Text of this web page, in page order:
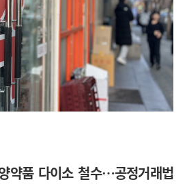
약품 다이소 철수…공정거래법